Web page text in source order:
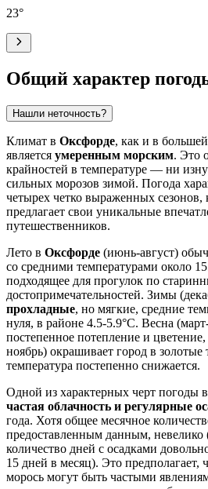
23°
Общий характер
Нашли неточность?
Климат в Оксфорде, как и в
является умеренным морским. Это
крайностей в температуре — ни
сильных морозов зимой. Погода
четырех четко выраженных
предлагает свои уникальные
путешественников.
Лето в Оксфорде (июнь-август)
со средними температурами около
подходящее для прогулок по
достопримечательностей. Зимы
прохладные, но мягкие, средние
нуля, в районе 4.5-5.9°C. Весна
постепенное потепление и цветение,
ноябрь) окрашивает город в золотые
температура постепенно снижается.
Одной из характерных черт погоды в
частая облачность и регулярные
года. Хотя общее месячное
предоставленным данным, невелико
количество дней с осадками
15 дней в месяц). Это предполагает,
морось могут быть частыми